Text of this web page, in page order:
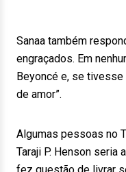
Sanaa também
engraçados. Em
Beyoncé e, se
de amor”.
Algumas pessoas no
Taraji P. Henson seria